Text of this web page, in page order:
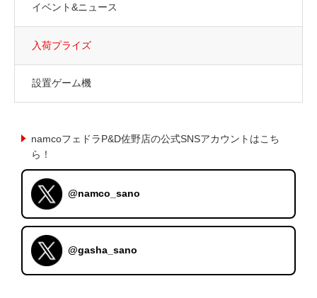
イベント&ニュース
入荷プライズ
設置ゲーム機
namcoフェドラP&D佐野店の公式SNSアカウントはこち
ら！
@namco_sano
@gasha_sano